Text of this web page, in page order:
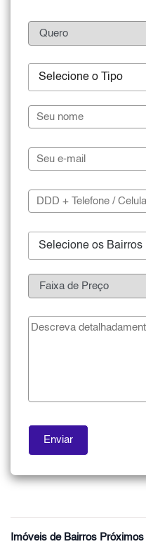
Selecione o Tipo
Selecione os Bairros
Imóveis de Bairros Próximos